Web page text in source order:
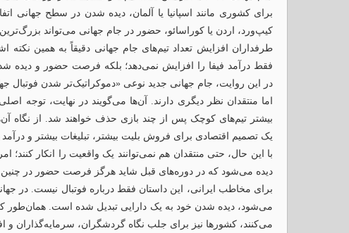
برای کشوری مانند اسپانیا یا آلمان، دیده شدن در سطح جهانی
کیپ‌ورد، اردن یا کوراسائو، حضور در جام جهانی می‌تواند
فقط درآمد فیفا را افزایش نمی‌دهد؛ بلکه فرصت حضور و دیده
در این روایت، جام جهانی جدید نوعی «دموکراتیک‌تر شدن فوتبال
اما منتقدان نظر دیگری دارند. آن‌ها می‌گویند در نهایت،
بیشتر تیم‌های کوچک پس از چند بازی حذف خواهند شد. از نگاه
یک تصمیم اقتصادی برای فروش بلیت بیشتر، تبلیغات بیشتر و
با این حال، حتی منتقدان هم نمی‌توانند یک واقعیت را انکار کنند؛
دیده می‌شود که در دوره‌های قبل شاید هرگز فرصت حضور در
برای مخاطب ایرانی، این داستان فقط درباره فوتبال نیست. در
می‌شود، دیده شدن خود به یک دارایی تبدیل شده است. همان‌طور
می‌کنند، کشورها نیز برای جلب نگاه گردشگران، سرمایه‌گذاران و